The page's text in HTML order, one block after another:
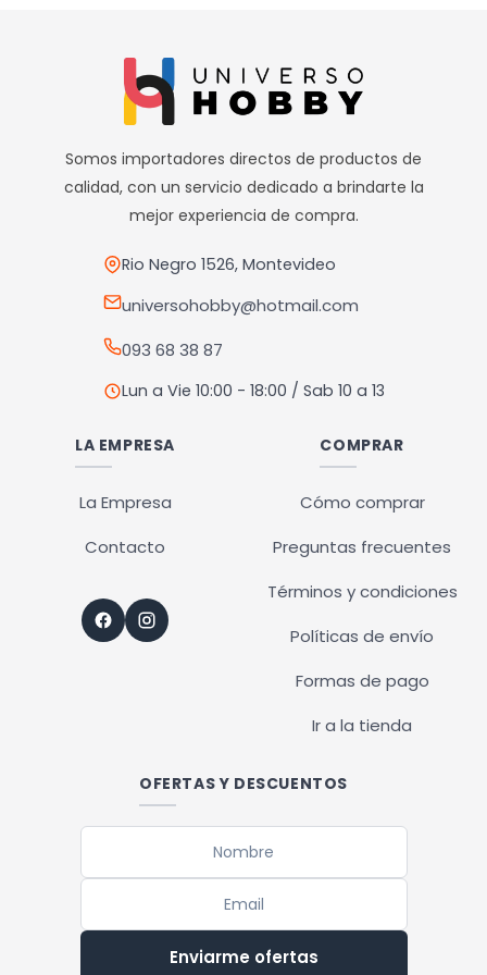
Somos importadores directos de productos de
calidad, con un servicio dedicado a brindarte la
mejor experiencia de compra.
Rio Negro 1526, Montevideo
universohobby@hotmail.com
093 68 38 87
Lun a Vie 10:00 - 18:00 / Sab 10 a 13
LA EMPRESA
La Empresa
Contacto
COMPRAR
Cómo comprar
Preguntas frecuentes
Términos y condiciones
Políticas de envío
Formas de pago
Ir a la tienda
OFERTAS Y DESCUENTOS
Enviarme ofertas